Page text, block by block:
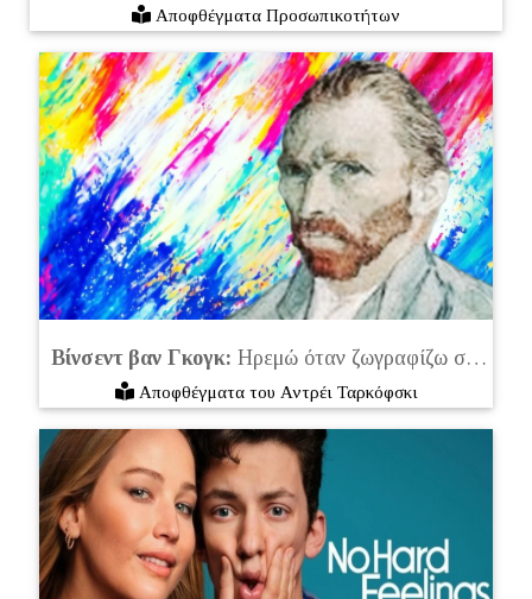
Αποφθέγματα Προσωπικοτήτων
Βίνσεντ βαν Γκογκ: Ηρεμώ όταν ζωγραφίζω στο ύπαιθρο
Αποφθέγματα του Αντρέι Ταρκόφσκι